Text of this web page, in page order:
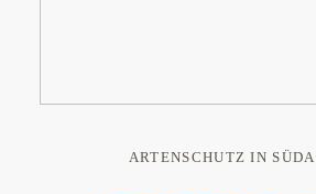
ARTENSCHUTZ IN